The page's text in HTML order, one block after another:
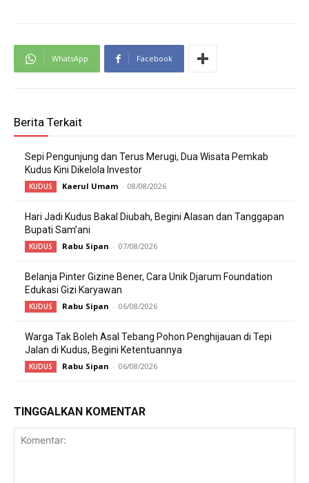
WhatsApp Facebook
Berita Terkait
Sepi Pengunjung dan Terus Merugi, Dua Wisata Pemkab
Kudus Kini Dikelola Investor
KUDUS Kaerul Umam - 08/08/2026
Hari Jadi Kudus Bakal Diubah, Begini Alasan dan Tanggapan
Bupati Sam’ani
KUDUS Rabu Sipan - 07/08/2026
Belanja Pinter Gizine Bener, Cara Unik Djarum Foundation
Edukasi Gizi Karyawan
KUDUS Rabu Sipan - 06/08/2026
Warga Tak Boleh Asal Tebang Pohon Penghijauan di Tepi
Jalan di Kudus, Begini Ketentuannya
KUDUS Rabu Sipan - 06/08/2026
TINGGALKAN KOMENTAR